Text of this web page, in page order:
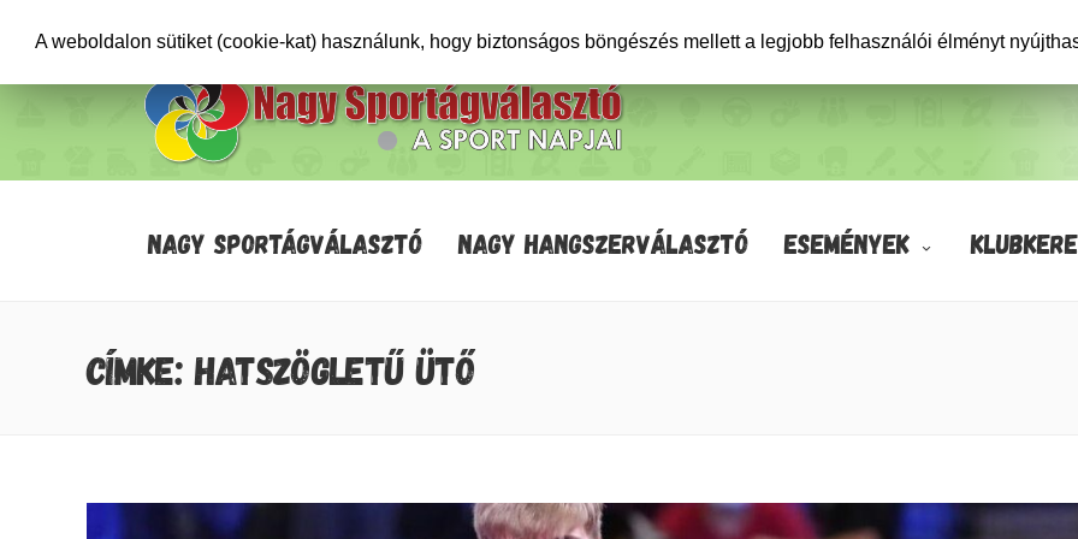
NAGY SPORTÁGVÁLASZTÓ NAGY HANGSZERVÁLASZTÓ ESEMÉNYEK
CÍMKE: HATSZÖGLETŰ ÜTŐ
A weboldalon sütiket (cookie-kat) használunk, hogy biztonságos böngészés mellett a legjobb felhasználói élményt